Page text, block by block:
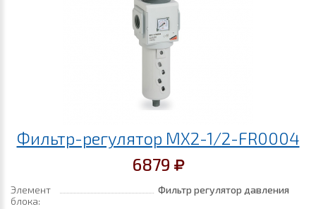
Фильтр-регулятор MX2-1/2-FR0004
6879
Элемент
блока:
Фильтр регулятор давления